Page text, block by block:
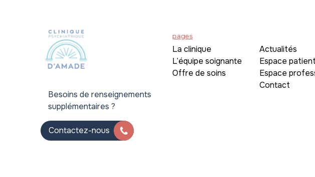
Besoins de renseignements
supplémentaires ?
Contactez-nous
pages
La clinique
L’équipe soignante
Offre de soins
Actualités
Espace patient
Espace
Contact